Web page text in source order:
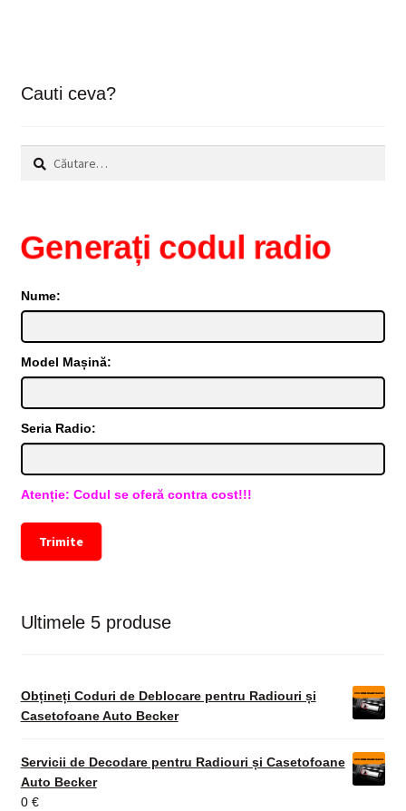
Cauti ceva?
Caută
după:
Generați codul radio
Nume:
Model Mașină:
Seria Radio:
Atenție: Codul se oferă contra cost!!!
Trimite
Ultimele 5 produse
Obțineți Coduri de Deblocare pentru Radiouri și
Casetofoane Auto Becker
Servicii de Decodare pentru Radiouri și Casetofoane
Auto Becker
0 €